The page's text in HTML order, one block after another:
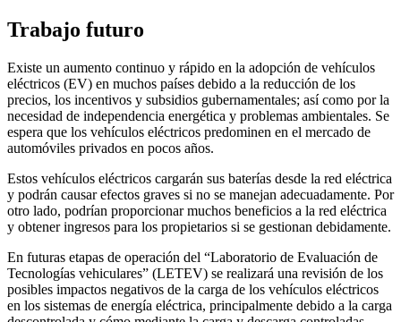
Trabajo futuro
Existe un aumento continuo y rápido en la adopción de vehículos
eléctricos (EV) en muchos países debido a la reducción de los
precios, los incentivos y subsidios gubernamentales; así como por la
necesidad de independencia energética y problemas ambientales. Se
espera que los vehículos eléctricos predominen en el mercado de
automóviles privados en pocos años.
Estos vehículos eléctricos cargarán sus baterías desde la red eléctrica
y podrán causar efectos graves si no se manejan adecuadamente. Por
otro lado, podrían proporcionar muchos beneficios a la red eléctrica
y obtener ingresos para los propietarios si se gestionan debidamente.
En futuras etapas de operación del “Laboratorio de Evaluación de
Tecnologías vehiculares” (LETEV) se realizará una revisión de los
posibles impactos negativos de la carga de los vehículos eléctricos
en los sistemas de energía eléctrica, principalmente debido a la carga